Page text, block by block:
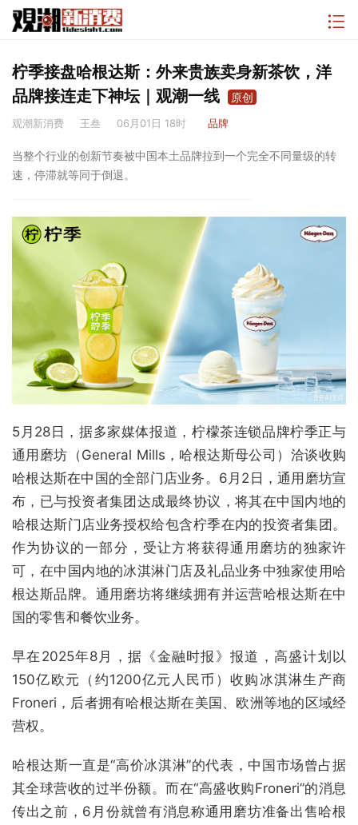
柠季接盘哈根达斯：外来贵族卖身新茶饮，洋
品牌接连走下神坛｜观潮一线
原创
观潮新消费 王叁 06月01日 18时 品牌
当整个行业的创新节奏被中国本土品牌拉到一个完全不同量级的转
速，停滞就等同于倒退。
5月28日，据多家媒体报道，柠檬茶连锁品牌柠季正与
通用磨坊（General Mills，哈根达斯母公司）洽谈收购
哈根达斯在中国的全部门店业务。6月2日，通用磨坊宣
布，已与投资者集团达成最终协议，将其在中国内地的
哈根达斯门店业务授权给包含柠季在内的投资者集团。
作为协议的一部分，受让方将获得通用磨坊的独家许
可，在中国内地的冰淇淋门店及礼品业务中独家使用哈
根达斯品牌。通用磨坊将继续拥有并运营哈根达斯在中
国的零售和餐饮业务。
早在2025年8月，据《金融时报》报道，高盛计划以
150亿欧元（约1200亿元人民币）收购冰淇淋生产商
Froneri，后者拥有哈根达斯在美国、欧洲等地的区域经
营权。
哈根达斯一直是“高价冰淇淋”的代表，中国市场曾占据
其全球营收的过半份额。而在“高盛收购Froneri”的消息
传出之前，6月份就曾有消息称通用磨坊准备出售哈根